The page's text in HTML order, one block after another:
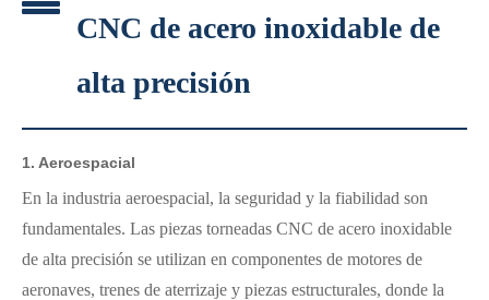
CNC de acero inoxidable de
alta precisión
1. Aeroespacial
En la industria aeroespacial, la seguridad y la fiabilidad son
fundamentales. Las piezas torneadas CNC de acero inoxidable
de alta precisión se utilizan en componentes de motores de
aeronaves, trenes de aterrizaje y piezas estructurales, donde la